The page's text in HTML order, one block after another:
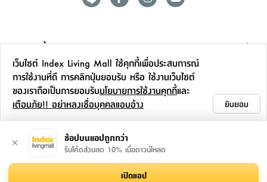
ดูแลลูกค้า
สาขาและการบริการ
ข้อมูลเพิ่มเติม
เว็บไซต์ Index Living Mall ใช้คุกกี้เพื่อประสบการณ์
การใช้งานที่ดี การคลิกปุ่มยอมรับ หรือ ใช้งานเว็บไซต์
ของเราถือเป็นการยอมรับนโยบายการใช้งานคุกกี้และ
เตือนภัย!! อย่าหลงเชื่อบุคคลแอบอ้าง
ยินยอม
ช้อปบนแอปถูกกว่า
รับโค้ดส่วนลด 10% เมื่อดาวน์โหลด
เปิดแอป